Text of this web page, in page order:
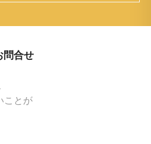
トボール
ボール「おぼんこ
ア歴：1991年から31年目 タ
年から21年目
合せ
ことが